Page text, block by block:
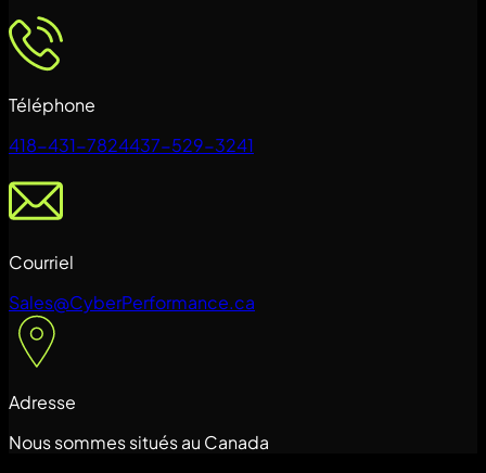
Téléphone
418-431-7824437-529-3241
Courriel
Sales@CyberPerformance.ca
Adresse
Nous sommes situés au Canada